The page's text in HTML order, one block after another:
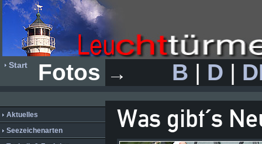
Start Fotos → B | D |
Aktuelles
Seezeichenarten
Was gibt´s